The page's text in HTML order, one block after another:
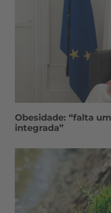
Obesidade: “falta
integrada”